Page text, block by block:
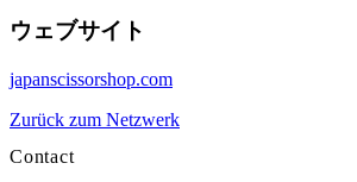
ウェブサイト
japanscissorshop.com
Zurück zum Netzwerk
Contact